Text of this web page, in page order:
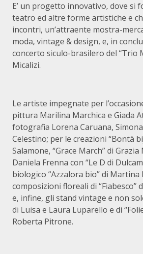
E’ un progetto innovativo, dove si
teatro ed altre forme artistiche e
incontri, un’attraente mostra-
moda, vintage & design, e, in
concerto siculo-brasilero del “Trio
Micalizi.
Le artiste impegnate per
pittura Marilina Marchica e Giada
fotografia Lorena Caruana, Simona
Celestino; per le creazioni “Bontà
Salamone, “Grace March” di Grazia
Daniela Frenna con “Le D di
biologico “Azzalora bio” di Martina
composizioni floreali di “Fiabesco”
e, infine, gli stand vintage e non
di Luisa e Laura Luparello e di
Roberta Pitrone.